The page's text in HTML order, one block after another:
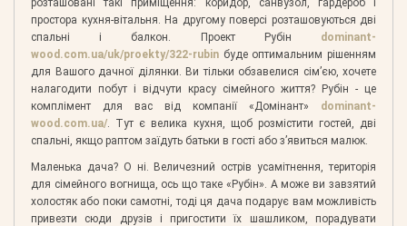
розташовані такі приміщення: коридор, санвузол, гардероб і
простора кухня-вітальня. На другому поверсі розташовуються дві
спальні і балкон. Проект Рубін dominant-
wood.com.ua/uk/proekty/322-rubin буде оптимальним рішенням
для Вашого дачної ділянки. Ви тільки обзавелися сім’єю, хочете
налагодити побут і відчути красу сімейного життя? Рубін - це
комплімент для вас від компанії «Домінант» dominant-
wood.com.ua/. Тут є велика кухня, щоб розмістити гостей, дві
спальні, якщо раптом заїдуть батьки в гості або з’явиться малюк.
Маленька дача? О ні. Величезний острів усамітнення, територія
для сімейного вогнища, ось що таке «Рубін». А може ви завзятий
холостяк або поки самотні, тоді ця дача подарує вам можливість
привезти сюди друзів і пригостити їх шашликом, порадувати